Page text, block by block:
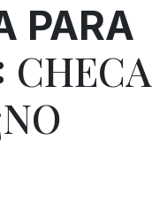
PARA
CHECA